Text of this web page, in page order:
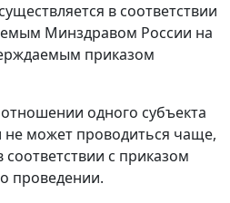
в соответствии
Минздравом России на
приказом
одного субъекта
не может проводиться чаще,
с приказом
проведении.